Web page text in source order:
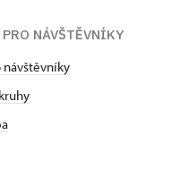
NÁVŠTĚVNÍKY